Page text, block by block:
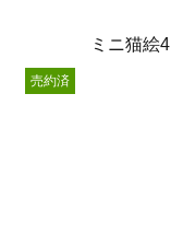
ミニ猫絵4
売約済